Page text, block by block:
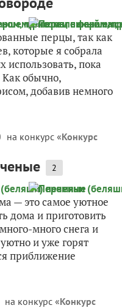
перцы, так как
которые я собрала
использовать, пока
обычно,
добавив немного
на конкурс «Конкурс
2
— это самое уютное
дома и приготовить
много снега и
и уже горят
приближение
на конкурс «Конкурс